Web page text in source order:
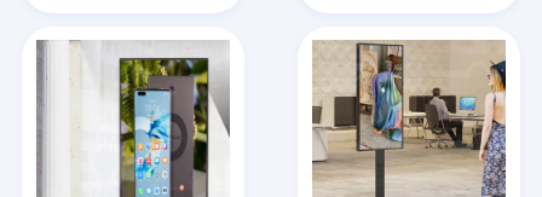
Produits
Vidéos
Au sujet de nous